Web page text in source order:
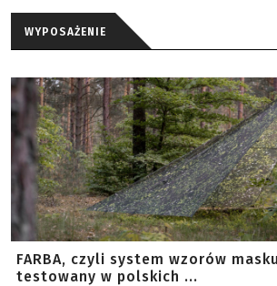
WYPOSAŻENIE
FARBA, czyli system wzorów
testowany w polskich ...